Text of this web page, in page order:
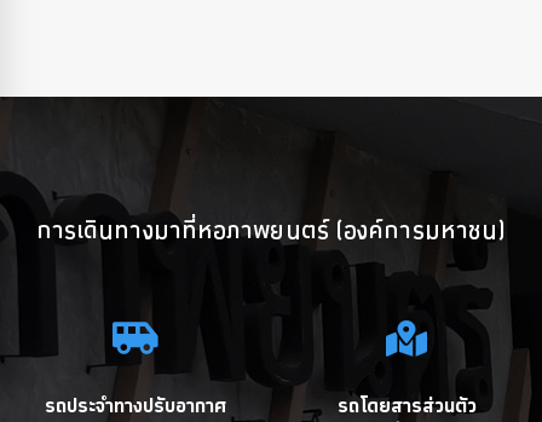
การเดินทางมาที่หอภาพยนตร์ (องค์การมหาชน)
รถประจำทางปรับอากาศ รถโดยสารส่วนตัว